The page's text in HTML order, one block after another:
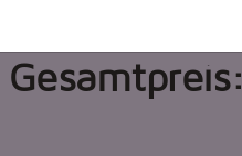
Gesamtpreis: